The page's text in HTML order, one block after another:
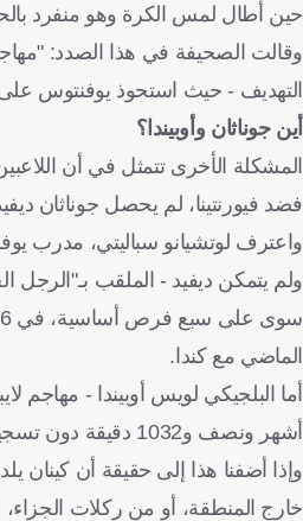
حين أطال لمس الكرة وهو منفرد
وقالت الصحيفة في هذا الصدد:
التهديف - حيث استحوذ يوفنتوس على الكرة بنسبة 60% ولم يسدد سوى أربع كرات على
أين جوناثان وأوبيندا؟
المشكلة الأخرى تتمثل في أن
فضد فيورنتينا، لم يحصل جوناثان
واعترف لوتشيانو سباليتي، مدرب
ولم يتمكن ديفيد - الملقب بـ"الرجل
الماضي مع كندا.
أشهر ونصف و1032 دقيقة دون تسجيل.
وإذا أضفنا هذا إلى حقيقة أن
خارج المنطقة، أو من ركلات الجزاء،